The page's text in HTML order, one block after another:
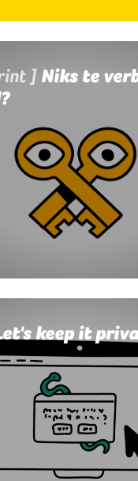
] Niks te
keep it